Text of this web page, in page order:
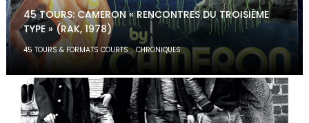
45 TOURS: CAMERON « RENCONTRES DU TROISIÈME
TYPE » (RAK, 1978)
45 TOURS & FORMATS COURTS,CHRONIQUES